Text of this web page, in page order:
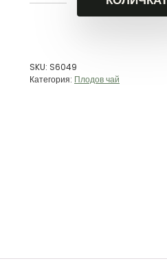
SKU: S6049
Категория: Плодов чай